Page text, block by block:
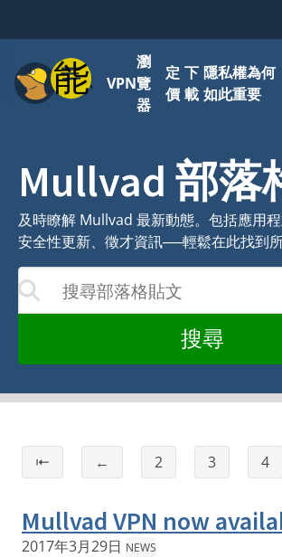
功能表
VPN
瀏
覽
器
定
價
下
載
隱私權為何
如此重要
Mullvad 部落
及時瞭解 Mullvad 最新動態。包括應用程
安全性更新、徵才資訊──輕鬆在此找到所
搜尋部落格貼文
的輸入而更新
搜尋
⇤ ← 2 3 4
Mullvad VPN now
2017年3月29日 NEWS